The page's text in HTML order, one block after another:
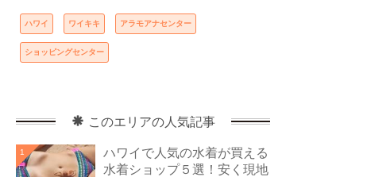
ハワイ ワイキキ アラモアナセンター
ショッピングセンター
このエリアの人気記事
1
ハワイで人気の水着が買える
水着ショップ５選！安く現地